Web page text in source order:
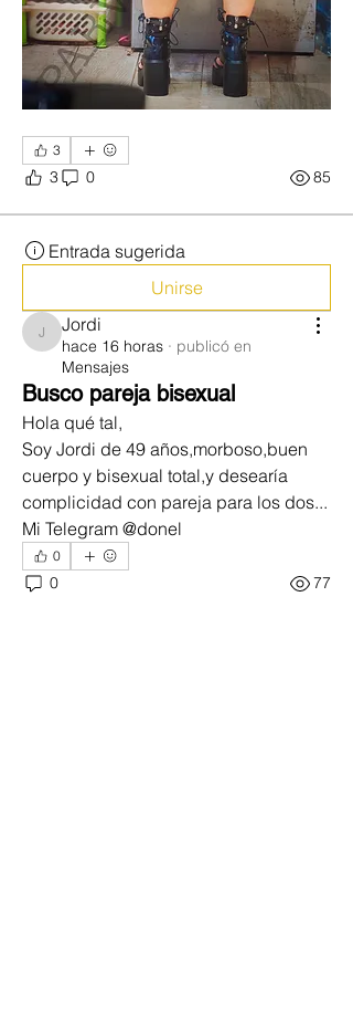
3
3 0 85
Entrada sugerida
Unirse
Jordi
Jordi
hace 16 horas · publicó en
Mensajes
Busco pareja bisexual
Hola qué tal,
Soy Jordi de 49 años,morboso,buen
cuerpo y bisexual total,y desearía
complicidad con pareja para los dos...
Mi Telegram @donel
0
0 77